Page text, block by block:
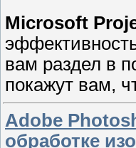
Microsoft
вам раздел в
покажут вам,
Adobe
обработке